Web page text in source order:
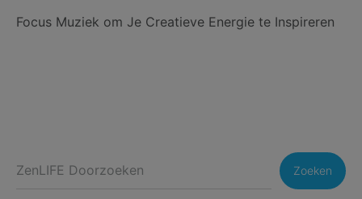
Focus Muziek om Je Creatieve Energie te Inspireren
Zoeken